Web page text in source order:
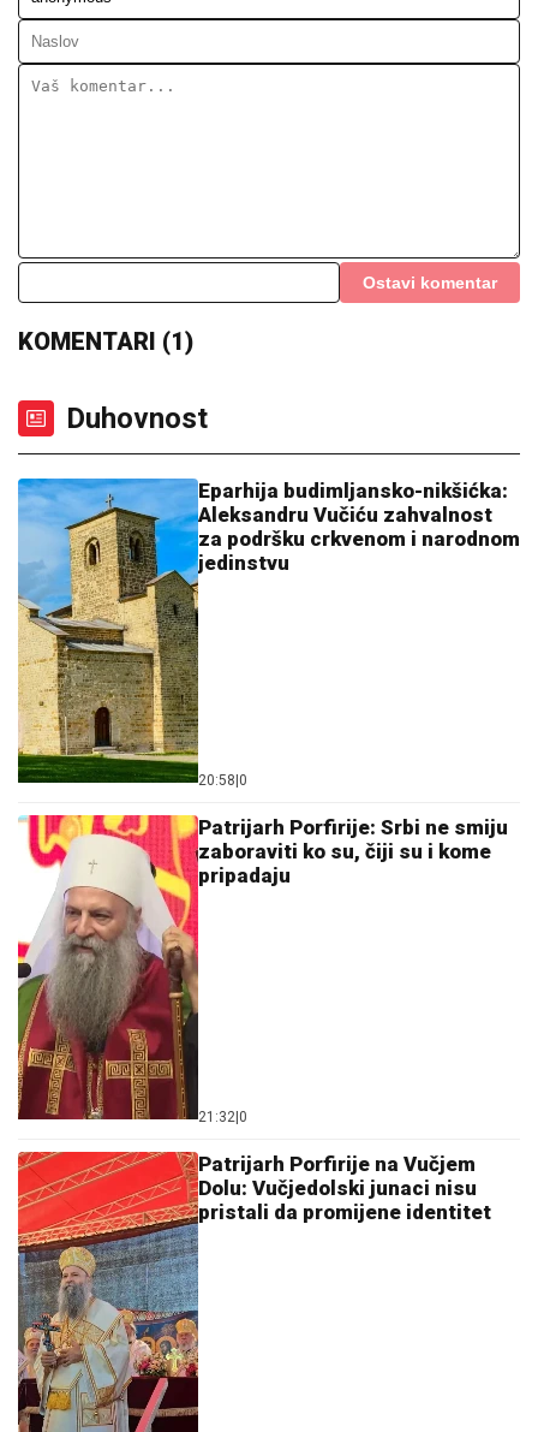
Ostavi komentar
KOMENTARI (1)
Duhovnost
Eparhija budimljansko-nikšićka:
Aleksandru Vučiću zahvalnost
za podršku crkvenom i narodnom
jedinstvu
20:58 0
Patrijarh Porfirije: Srbi ne smiju
zaboraviti ko su, čiji su i kome
pripadaju
21:32 0
Patrijarh Porfirije na Vučjem
Dolu: Vučjedolski junaci nisu
pristali da promijene identitet